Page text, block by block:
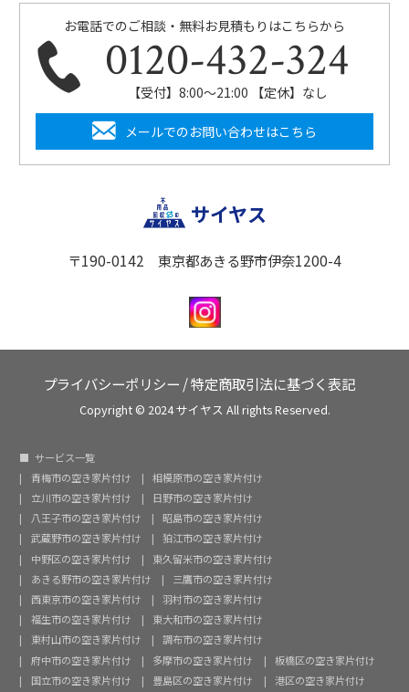
お電話でのご相談・無料お見積もりはこちらから
0120-432-324
【受付】8:00〜21:00 【定休】なし
メールでのお問い合わせはこちら
サイヤス
〒190-0142 東京都あきる野市伊奈1200-4
プライバシーポリシー /特定商取引法に基づく表記
Copyright © 2024 サイヤス All rights Reserved.
サービス一覧
青梅市の空き家片付け
相模原市の空き家片付け
立川市の空き家片付け
日野市の空き家片付け
八王子市の空き家片付け
昭島市の空き家片付け
武蔵野市の空き家片付け
狛江市の空き家片付け
中野区の空き家片付け
東久留米市の空き家片付け
あきる野市の空き家片付け
三鷹市の空き家片付け
西東京市の空き家片付け
羽村市の空き家片付け
福生市の空き家片付け
東大和市の空き家片付け
東村山市の空き家片付け
調布市の空き家片付け
府中市の空き家片付け
多摩市の空き家片付け
板橋区の空き家片付け
国立市の空き家片付け
豊島区の空き家片付け 港区の空き家片付け